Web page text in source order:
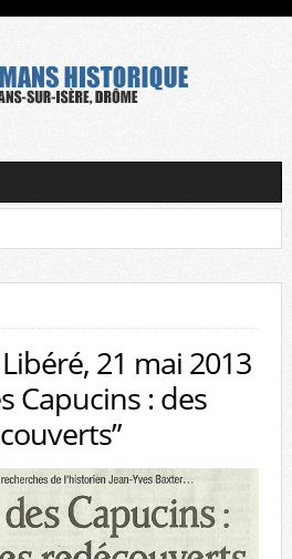
21 mai 2013
Capucins : des